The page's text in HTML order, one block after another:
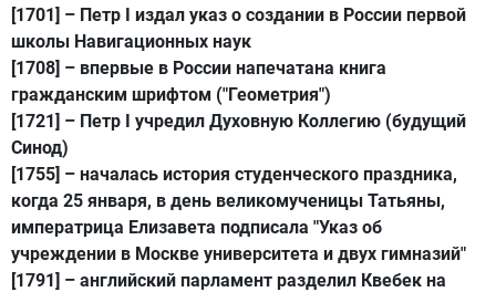
[1701] – Петр I издал указ о создании в России первой
школы Навигационных наук
[1708] – впервые в России напечатана книга
гражданским шрифтом ("Геометрия")
[1721] – Петр I учредил Духовную Коллегию (будущий
Синод)
[1755] – началась история студенческого праздника,
когда 25 января, в день великомученицы Татьяны,
императрица Елизавета подписала "Указ об
учреждении в Москве университета и двух гимназий"
[1791] – английский парламент разделил Квебек на